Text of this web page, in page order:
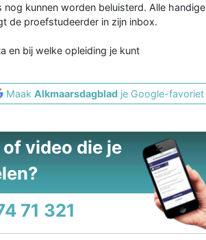
kunnen worden beluisterd. Alle handige
de proefstudeerder in zijn inbox.
en bij welke opleiding je kunt
MaakAlkmaarsdagblad je Google-favoriet
video die je
71 321